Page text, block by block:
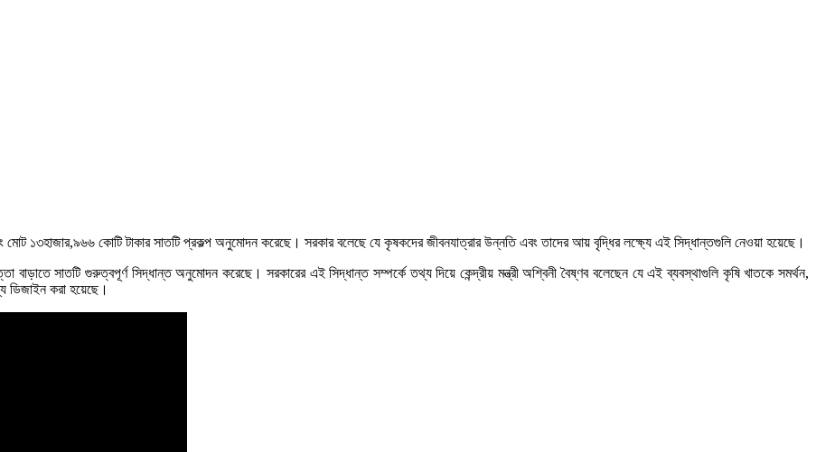
১৩হাজার,৯৬৬ কোটি টাকার সাতটি প্রকল্প অনুমোদন করেছে। সরকার বলেছে যে কৃষকদের জীবনযাত্রার উন্নতি এবং তাদের আয় বৃদ্ধির লক্ষ্যে এই সিদ্ধান্তগুলি নেওয়া হয়েছে।
বাড়াতে সাতটি গুরুত্বপূর্ণ সিদ্ধান্ত অনুমোদন করেছে। সরকারের এই সিদ্ধান্ত সম্পর্কে তথ্য দিয়ে কেন্দ্রীয় মন্ত্রী অশ্বিনী বৈষ্ণব বলেছেন যে এই ব্যবস্থাগুলি কৃষি খাতকে সমর্থন,
ডিজাইন করা হয়েছে।